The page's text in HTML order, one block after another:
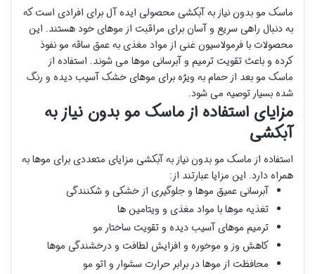
ماسک مو بدون نیاز به آبکشی محصولی ایده آل برای افرادی است که
به دنبال راهی سریع و آسان برای مراقبت از موهای خود هستند. این
محصولات با فرمولاسیون غنی از مواد مغذی به عمق ساقه مو نفوذ
کرده و باعث تقویت ترمیم و آبرسانی موها می شوند. استفاده از
ماسک مو بعد از حمام به ویژه برای موهای خشک آسیب دیده و رنگ
شده بسیار توصیه می شود.
مزایای استفاده از ماسک مو بدون نیاز به
آبکشی
استفاده از ماسک مو بدون نیاز به آبکشی مزایای متعددی برای موها به
همراه دارد. این مزایا عبارتند از:
آبرسانی عمیق موها و جلوگیری از خشکی و شکنندگی
تغذیه موها با مواد مغذی و ویتامین ها
ترمیم موهای آسیب دیده و تقویت ساختار مو
کاهش وز و موخوره و افزایش لطافت و درخشندگی موها
محافظت از موها در برابر حرارت سشوار و اتو مو